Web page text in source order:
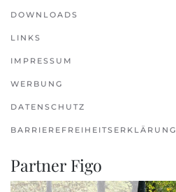
DOWNLOADS
LINKS
IMPRESSUM
WERBUNG
DATENSCHUTZ
BARRIEREFREIHEITSERKLÄRUNG
Partner Figo